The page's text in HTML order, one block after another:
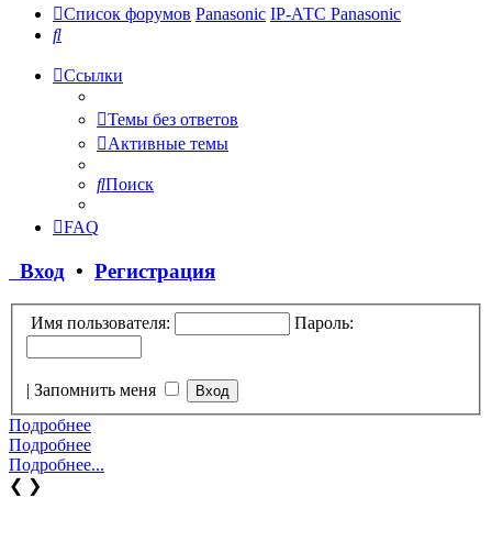
Список форумов Panasonic IP-АТС Panasonic
Поиск
Ссылки
Темы без ответов
Активные темы
Поиск
FAQ
Вход • Регистрация
Имя пользователя: Пароль:
| Запомнить меня
Подробнее
Подробнее
Подробнее...
❮ ❯